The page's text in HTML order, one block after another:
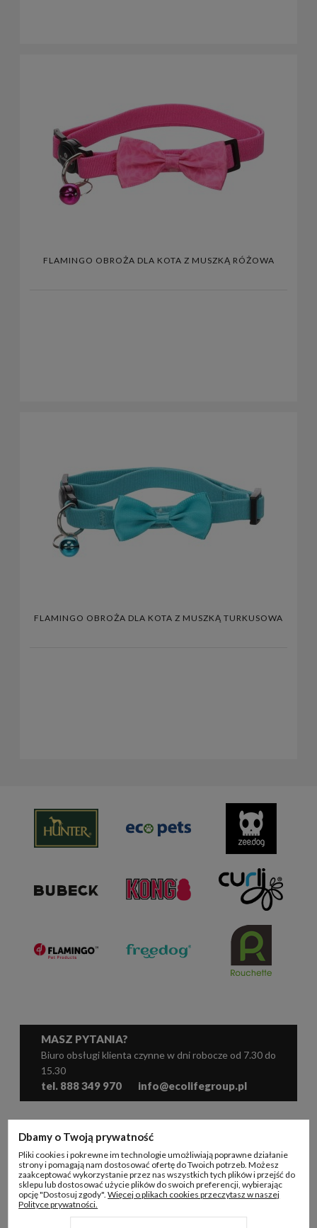
FLAMINGO OBROŻA DLA KOTA Z MUSZKĄ RÓŻOWA
FLAMINGO OBROŻA DLA KOTA Z MUSZKĄ TURKUSOWA
MASZ PYTANIA?
Biuro obsługi klienta czynne w dni robocze od 7.30 do
15.30
tel. 888 349 970 info@ecolifegroup.pl
KONTO B2B
INFORMACJE
Dbamy o Twoją prywatność
Pliki cookies i pokrewne im technologie umożliwiają poprawne działanie
strony i pomagają nam dostosować ofertę do Twoich potrzeb. Możesz
zaakceptować wykorzystanie przez nas wszystkich tych plików i przejść do
sklepu lub dostosować użycie plików do swoich preferencji, wybierając
opcję "Dostosuj zgody". Więcej o plikach cookies przeczytasz w naszej
Polityce prywatności.